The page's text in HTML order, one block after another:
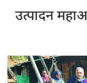
उत्पादन